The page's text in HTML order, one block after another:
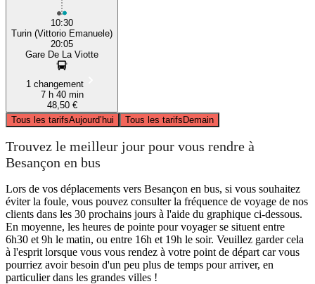
10:30
Turin (Vittorio Emanuele)
20:05
Gare De La Viotte
1 changement
7 h 40 min
48,50 €
Tous les tarifsAujourd’hui Tous les tarifsDemain
Trouvez le meilleur jour pour vous rendre à
Besançon en bus
Lors de vos déplacements vers Besançon en bus, si vous souhaitez
éviter la foule, vous pouvez consulter la fréquence de voyage de nos
clients dans les 30 prochains jours à l'aide du graphique ci-dessous.
En moyenne, les heures de pointe pour voyager se situent entre
6h30 et 9h le matin, ou entre 16h et 19h le soir. Veuillez garder cela
à l'esprit lorsque vous vous rendez à votre point de départ car vous
pourriez avoir besoin d'un peu plus de temps pour arriver, en
particulier dans les grandes villes !